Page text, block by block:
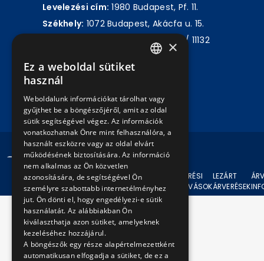
Levelezési cím: 1980 Budapest, Pf. 11.
Székhely: 1072 Budapest, Akácfa u. 15.
+36 1 461 6500 / 11132
Írjon nekünk!
© 2024 BKV Minden jog fenntartva.
AKTUÁLIS
ÁRVERÉSEK
ÁRVERÉSI
FELHÍVÁSOK
LEZÁRT
ÁRVERÉSEK
×
Ez a weboldal sütiket
használ
Weboldalunk információkat tárolhat vagy
gyűjthet be a böngészőjéről, amit az oldal
sütik segítségével végez. Az információk
vonatkozhatnak Önre mint felhasználóra, a
használt eszközre vagy az oldal elvárt
működésének biztosítására. Az információ
nem alkalmas az Ön közvetlen
azonosítására, de segítségével Ön
személyre szabottabb internetélményhez
jut. Ön dönti el, hogy engedélyezi-e sütik
használatát. Az alábbiakban Ön
kiválaszthatja azon sütiket, amelyeknek
kezeléséhez hozzájárul.
A böngészők egy része alapértelmezettként
automatikusan elfogadja a sütiket, de ez a